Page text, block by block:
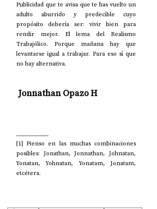
Publicidad que te avisa que te has vuelto un
adulto aburrido y predecible cuyo
propósito debería ser: vivir bien para
rendir mejor. El lema del Realismo
Trabajólico. Porque mañana hay que
levantarse igual a trabajar. Para eso sí que
no hay alternativa.
Jonnathan Opazo H
[1] Pienso en las muchas combinaciones
posibles: Jonathan, Jonnathan, Johnatan,
Yonatan, Yohnatan, Yonatam, Jonatam,
etcétera.